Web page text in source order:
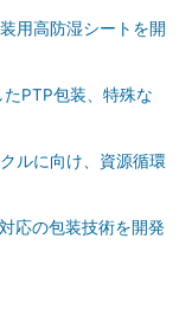
用高防湿シートを開
PTP包装、特殊な
ルに向け、資源循環
応の包装技術を開発